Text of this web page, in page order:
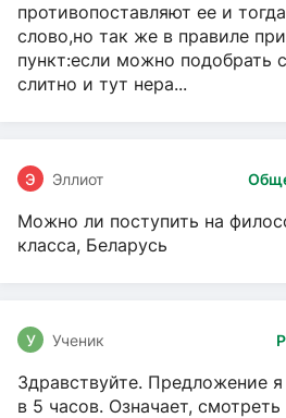
противопоставляют ее и
слово,но так же в правиле
пункт:если можно подобрать
слитно и тут нера...
Э Эллиот
Можно ли поступить на
класса, Беларусь
У Ученик
Здравствуйте. Предложение
в 5 часов. Означает,